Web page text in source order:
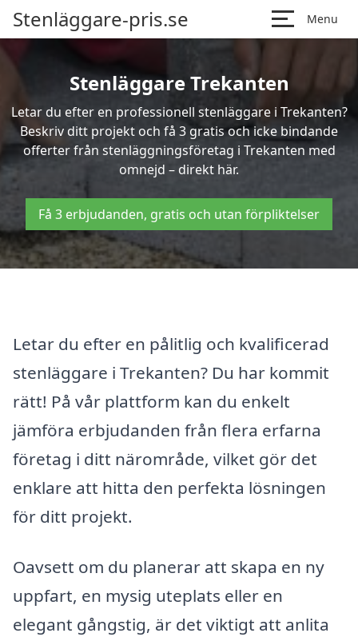
Stenläggare-pris.se Menu
Stenläggare Trekanten
Letar du efter en professionell stenläggare i Trekanten?
Beskriv ditt projekt och få 3 gratis och icke bindande
offerter från stenläggningsföretag i Trekanten med
omnejd – direkt här.
Få 3 erbjudanden, gratis och utan förpliktelser
Letar du efter en pålitlig och kvalificerad
stenläggare i Trekanten? Du har kommit
rätt! På vår plattform kan du enkelt
jämföra erbjudanden från flera erfarna
företag i ditt närområde, vilket gör det
enklare att hitta den perfekta lösningen
för ditt projekt.
Oavsett om du planerar att skapa en ny
uppfart, en mysig uteplats eller en
elegant gångstig, är det viktigt att anlita